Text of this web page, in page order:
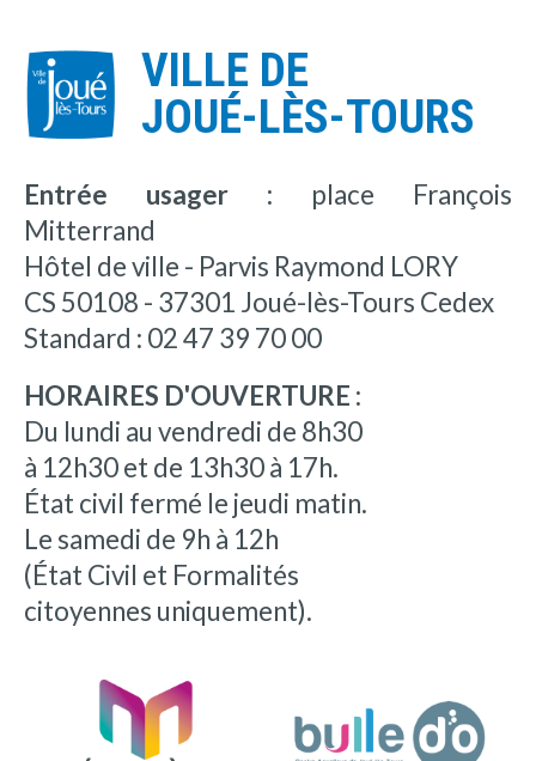
VILLE DE
JOUÉ-LÈS-TOURS
Entrée usager : place François
Mitterrand
Hôtel de ville - Parvis Raymond LORY
CS 50108 - 37301 Joué-lès-Tours Cedex
Standard : 02 47 39 70 00
HORAIRES D'OUVERTURE :
Du lundi au vendredi de 8h30
à 12h30 et de 13h30 à 17h.
État civil fermé le jeudi matin.
Le samedi de 9h à 12h
(État Civil et Formalités
citoyennes uniquement).